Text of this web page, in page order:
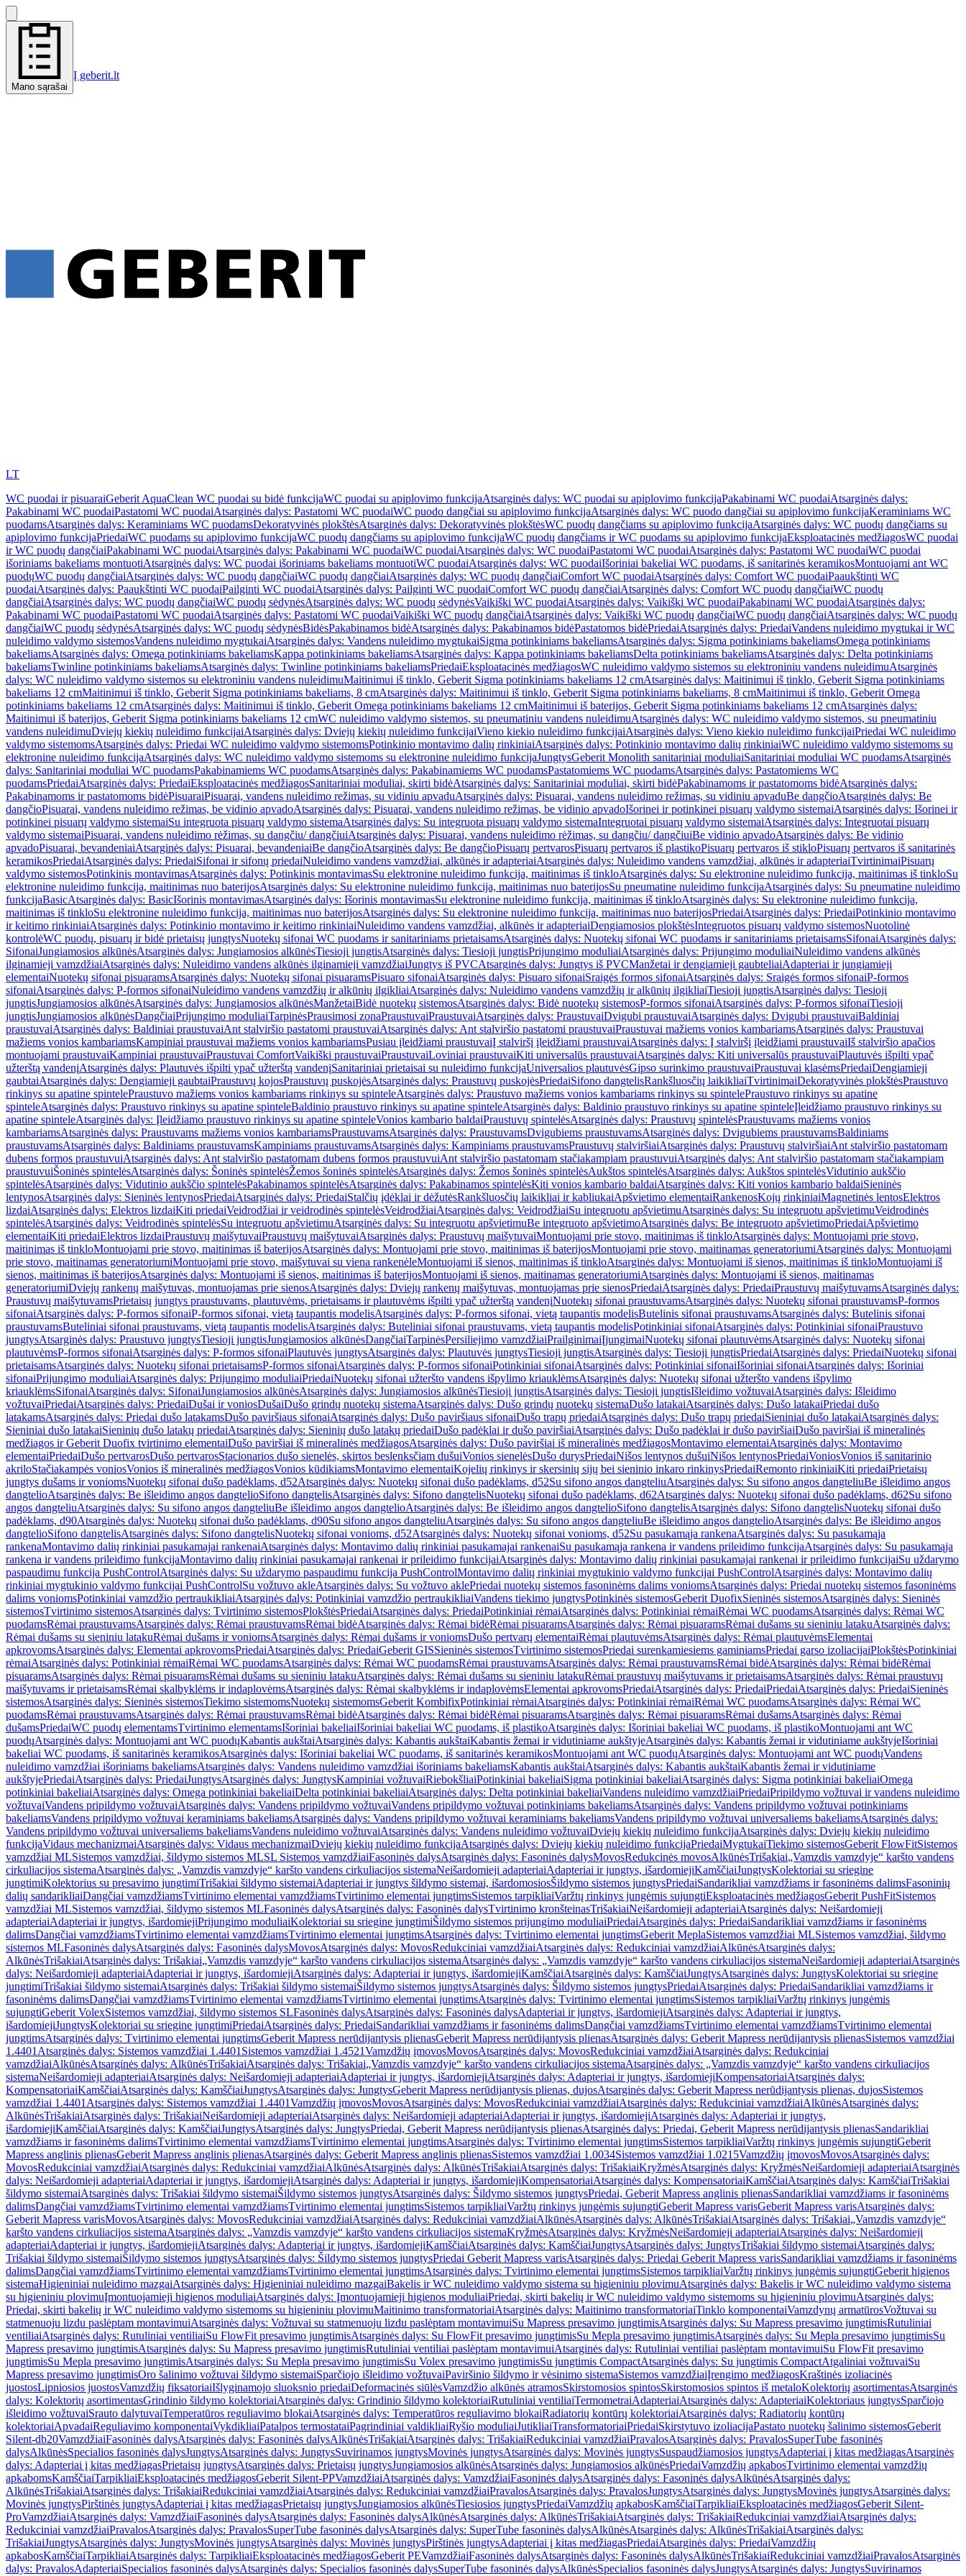
Mano sąrašai
Į geberit.lt
LT
WC puodai ir pisuaraiGeberit AquaClean WC puodai su bidė funkcijaWC puodai su apiplovimo funkcijaAtsarginės dalys: WC puodai su apiplovimo funkcijaPakabinami WC puodaiAtsarginės dalys:
Pakabinami WC puodaiPastatomi WC puodaiAtsarginės dalys: Pastatomi WC puodaiWC puodo dangčiai su apiplovimo funkcijaAtsarginės dalys: WC puodo dangčiai su apiplovimo funkcijaKeraminiams WC
puodamsAtsarginės dalys: Keraminiams WC puodamsDekoratyvinės plokštėsAtsarginės dalys: Dekoratyvinės plokštėsWC puodų dangčiams su apiplovimo funkcijaAtsarginės dalys: WC puodų dangčiams su
apiplovimo funkcijaPriedaiWC puodams su apiplovimo funkcijaWC puodų dangčiams su apiplovimo funkcijaWC puodų dangčiams ir WC puodams su apiplovimo funkcijaEksploatacinės medžiagosWC puodai
ir WC puodų dangčiaiPakabinami WC puodaiAtsarginės dalys: Pakabinami WC puodaiWC puodaiAtsarginės dalys: WC puodaiPastatomi WC puodaiAtsarginės dalys: Pastatomi WC puodaiWC puodai
išoriniams bakeliams montuotiAtsarginės dalys: WC puodai išoriniams bakeliams montuotiWC puodaiAtsarginės dalys: WC puodaiIšoriniai bakeliai WC puodams, iš sanitarinės keramikosMontuojami ant WC
puodųWC puodų dangčiaiAtsarginės dalys: WC puodų dangčiaiWC puodų dangčiaiAtsarginės dalys: WC puodų dangčiaiComfort WC puodaiAtsarginės dalys: Comfort WC puodaiPaaukštinti WC
puodaiAtsarginės dalys: Paaukštinti WC puodaiPailginti WC puodaiAtsarginės dalys: Pailginti WC puodaiComfort WC puodų dangčiaiAtsarginės dalys: Comfort WC puodų dangčiaiWC puodų
dangčiaiAtsarginės dalys: WC puodų dangčiaiWC puodų sėdynėsAtsarginės dalys: WC puodų sėdynėsVaikiški WC puodaiAtsarginės dalys: Vaikiški WC puodaiPakabinami WC puodaiAtsarginės dalys:
Pakabinami WC puodaiPastatomi WC puodaiAtsarginės dalys: Pastatomi WC puodaiVaikiški WC puodų dangčiaiAtsarginės dalys: Vaikiški WC puodų dangčiaiWC puodų dangčiaiAtsarginės dalys: WC puodų
dangčiaiWC puodų sėdynėsAtsarginės dalys: WC puodų sėdynėsBidėsPakabinamos bidėAtsarginės dalys: Pakabinamos bidėPastatomos bidėPriedaiAtsarginės dalys: PriedaiVandens nuleidimo mygtukai ir WC
nuleidimo valdymo sistemosVandens nuleidimo mygtukaiAtsarginės dalys: Vandens nuleidimo mygtukaiSigma potinkiniams bakeliamsAtsarginės dalys: Sigma potinkiniams bakeliamsOmega potinkiniams
bakeliamsAtsarginės dalys: Omega potinkiniams bakeliamsKappa potinkiniams bakeliamsAtsarginės dalys: Kappa potinkiniams bakeliamsDelta potinkiniams bakeliamsAtsarginės dalys: Delta potinkiniams
bakeliamsTwinline potinkiniams bakeliamsAtsarginės dalys: Twinline potinkiniams bakeliamsPriedaiEksploatacinės medžiagosWC nuleidimo valdymo sistemos su elektroniniu vandens nuleidimuAtsarginės
dalys: WC nuleidimo valdymo sistemos su elektroniniu vandens nuleidimuMaitinimui iš tinklo, Geberit Sigma potinkiniams bakeliams 12 cmAtsarginės dalys: Maitinimui iš tinklo, Geberit Sigma potinkiniams
bakeliams 12 cmMaitinimui iš tinklo, Geberit Sigma potinkiniams bakeliams, 8 cmAtsarginės dalys: Maitinimui iš tinklo, Geberit Sigma potinkiniams bakeliams, 8 cmMaitinimui iš tinklo, Geberit Omega
potinkiniams bakeliams 12 cmAtsarginės dalys: Maitinimui iš tinklo, Geberit Omega potinkiniams bakeliams 12 cmMaitinimui iš baterijos, Geberit Sigma potinkiniams bakeliams 12 cmAtsarginės dalys:
Maitinimui iš baterijos, Geberit Sigma potinkiniams bakeliams 12 cmWC nuleidimo valdymo sistemos, su pneumatiniu vandens nuleidimuAtsarginės dalys: WC nuleidimo valdymo sistemos, su pneumatiniu
vandens nuleidimuDviejų kiekių nuleidimo funkcijaiAtsarginės dalys: Dviejų kiekių nuleidimo funkcijaiVieno kiekio nuleidimo funkcijaiAtsarginės dalys: Vieno kiekio nuleidimo funkcijaiPriedai WC nuleidimo
valdymo sistemomsAtsarginės dalys: Priedai WC nuleidimo valdymo sistemomsPotinkinio montavimo dalių rinkiniaiAtsarginės dalys: Potinkinio montavimo dalių rinkiniaiWC nuleidimo valdymo sistemoms su
elektronine nuleidimo funkcijaAtsarginės dalys: WC nuleidimo valdymo sistemoms su elektronine nuleidimo funkcijaJungtysGeberit Monolith sanitariniai moduliaiSanitariniai moduliai WC puodamsAtsarginės
dalys: Sanitariniai moduliai WC puodamsPakabinamiems WC puodamsAtsarginės dalys: Pakabinamiems WC puodamsPastatomiems WC puodamsAtsarginės dalys: Pastatomiems WC
puodamsPriedaiAtsarginės dalys: PriedaiEksploatacinės medžiagosSanitariniai moduliai, skirti bidėAtsarginės dalys: Sanitariniai moduliai, skirti bidėPakabinamoms ir pastatomoms bidėAtsarginės dalys:
Pakabinamoms ir pastatomoms bidėPisuaraiPisuarai, vandens nuleidimo režimas, su vidiniu apvaduAtsarginės dalys: Pisuarai, vandens nuleidimo režimas, su vidiniu apvaduBe dangčioAtsarginės dalys: Be
dangčioPisuarai, vandens nuleidimo režimas, be vidinio apvadoAtsarginės dalys: Pisuarai, vandens nuleidimo režimas, be vidinio apvadoIšorinei ir potinkinei pisuarų valdymo sistemaiAtsarginės dalys: Išorinei ir
potinkinei pisuarų valdymo sistemaiSu integruota pisuarų valdymo sistemaAtsarginės dalys: Su integruota pisuarų valdymo sistemaIntegruotai pisuarų valdymo sistemaiAtsarginės dalys: Integruotai pisuarų
valdymo sistemaiPisuarai, vandens nuleidimo rėžimas, su dangčiu/ dangčiuiAtsarginės dalys: Pisuarai, vandens nuleidimo rėžimas, su dangčiu/ dangčiuiBe vidinio apvadoAtsarginės dalys: Be vidinio
apvadoPisuarai, bevandeniaiAtsarginės dalys: Pisuarai, bevandeniaiBe dangčioAtsarginės dalys: Be dangčioPisuarų pertvarosPisuarų pertvaros iš plastikoPisuarų pertvaros iš stikloPisuarų pertvaros iš sanitarinės
keramikosPriedaiAtsarginės dalys: PriedaiSifonai ir sifonų priedaiNuleidimo vandens vamzdžiai, alkūnės ir adapteriaiAtsarginės dalys: Nuleidimo vandens vamzdžiai, alkūnės ir adapteriaiTvirtinimaiPisuarų
valdymo sistemosPotinkinis montavimasAtsarginės dalys: Potinkinis montavimasSu elektronine nuleidimo funkcija, maitinimas iš tinkloAtsarginės dalys: Su elektronine nuleidimo funkcija, maitinimas iš tinkloSu
elektronine nuleidimo funkcija, maitinimas nuo baterijosAtsarginės dalys: Su elektronine nuleidimo funkcija, maitinimas nuo baterijosSu pneumatine nuleidimo funkcijaAtsarginės dalys: Su pneumatine nuleidimo
funkcijaBasicAtsarginės dalys: BasicIšorinis montavimasAtsarginės dalys: Išorinis montavimasSu elektronine nuleidimo funkcija, maitinimas iš tinkloAtsarginės dalys: Su elektronine nuleidimo funkcija,
maitinimas iš tinkloSu elektronine nuleidimo funkcija, maitinimas nuo baterijosAtsarginės dalys: Su elektronine nuleidimo funkcija, maitinimas nuo baterijosPriedaiAtsarginės dalys: PriedaiPotinkinio montavimo
ir keitimo rinkiniaiAtsarginės dalys: Potinkinio montavimo ir keitimo rinkiniaiNuleidimo vandens vamzdžiai, alkūnės ir adapteriaiDengiamosios plokštėsIntegruotos pisuarų valdymo sistemosNuotolinė
kontrolėWC puodų, pisuarų ir bidė prietaisų jungtysNuotekų sifonai WC puodams ir sanitariniams prietaisamsAtsarginės dalys: Nuotekų sifonai WC puodams ir sanitariniams prietaisamsSifonaiAtsarginės dalys:
SifonaiJungiamosios alkūnėsAtsarginės dalys: Jungiamosios alkūnėsTiesioji jungtisAtsarginės dalys: Tiesioji jungtisPrijungimo moduliaiAtsarginės dalys: Prijungimo moduliaiNuleidimo vandens alkūnės
ilginamieji vamzdžiaiAtsarginės dalys: Nuleidimo vandens alkūnės ilginamieji vamzdžiaiJungtys iš PVCAtsarginės dalys: Jungtys iš PVCManžetai ir dengiamieji gaubteliaiAdapteriai ir jungiamieji
elementaiNuotekų sifonai pisuaramsAtsarginės dalys: Nuotekų sifonai pisuaramsPisuaro sifonaiAtsarginės dalys: Pisuaro sifonaiSraigės formos sifonaiAtsarginės dalys: Sraigės formos sifonaiP-formos
sifonaiAtsarginės dalys: P-formos sifonaiNuleidimo vandens vamzdžių ir alkūnių ilgikliaiAtsarginės dalys: Nuleidimo vandens vamzdžių ir alkūnių ilgikliaiTiesioji jungtisAtsarginės dalys: Tiesioji
jungtisJungiamosios alkūnėsAtsarginės dalys: Jungiamosios alkūnėsManžetaiBidė nuotekų sistemosAtsarginės dalys: Bidė nuotekų sistemosP-formos sifonaiAtsarginės dalys: P-formos sifonaiTiesioji
jungtisJungiamosios alkūnėsDangčiaiPrijungimo moduliaiTarpinėsPrausimosi zonaPraustuvaiPraustuvaiAtsarginės dalys: PraustuvaiDvigubi praustuvaiAtsarginės dalys: Dvigubi praustuvaiBaldiniai
praustuvaiAtsarginės dalys: Baldiniai praustuvaiAnt stalviršio pastatomi praustuvaiAtsarginės dalys: Ant stalviršio pastatomi praustuvaiPraustuvai mažiems vonios kambariamsAtsarginės dalys: Praustuvai
mažiems vonios kambariamsKampiniai praustuvai mažiems vonios kambariamsPusiau įleidžiami praustuvaiĮ stalviršį įleidžiami praustuvaiAtsarginės dalys: Į stalviršį įleidžiami praustuvaiIš stalviršio apačios
montuojami praustuvaiKampiniai praustuvaiPraustuvai ComfortVaikiški praustuvaiPraustuvaiLoviniai praustuvaiKiti universalūs praustuvaiAtsarginės dalys: Kiti universalūs praustuvaiPlautuvės išpilti ypač
užterštą vandenįAtsarginės dalys: Plautuvės išpilti ypač užterštą vandenįSanitariniai prietaisai su nuleidimo funkcijaUniversalios plautuvėsGipso surinkimo praustuvaiPraustuvai klasėmsPriedaiDengiamieji
gaubtaiAtsarginės dalys: Dengiamieji gaubtaiPraustuvų kojosPraustuvų puskojėsAtsarginės dalys: Praustuvų puskojėsPriedaiSifono dangtelisRankšluosčių laikikliaiTvirtinimaiDekoratyvinės plokštėsPraustuvo
rinkinys su apatine spintelePraustuvo mažiems vonios kambariams rinkinys su spinteleAtsarginės dalys: Praustuvo mažiems vonios kambariams rinkinys su spintelePraustuvo rinkinys su apatine
spinteleAtsarginės dalys: Praustuvo rinkinys su apatine spinteleBaldinio praustuvo rinkinys su apatine spinteleAtsarginės dalys: Baldinio praustuvo rinkinys su apatine spinteleĮleidžiamo praustuvo rinkinys su
apatine spinteleAtsarginės dalys: Įleidžiamo praustuvo rinkinys su apatine spinteleVonios kambario baldaiPraustuvų spintelėsAtsarginės dalys: Praustuvų spintelėsPraustuvams mažiems vonios
kambariamsAtsarginės dalys: Praustuvams mažiems vonios kambariamsPraustuvamsAtsarginės dalys: PraustuvamsDvigubiems praustuvamsAtsarginės dalys: Dvigubiems praustuvamsBaldiniams
praustuvamsAtsarginės dalys: Baldiniams praustuvamsKampiniams praustuvamsAtsarginės dalys: Kampiniams praustuvamsPraustuvų stalviršiaiAtsarginės dalys: Praustuvų stalviršiaiAnt stalviršio pastatomam
dubens formos praustuvuiAtsarginės dalys: Ant stalviršio pastatomam dubens formos praustuvuiAnt stalviršio pastatomam stačiakampiam praustuvuiAtsarginės dalys: Ant stalviršio pastatomam stačiakampiam
praustuvuiŠoninės spintelėsAtsarginės dalys: Šoninės spintelėsŽemos šoninės spintelėsAtsarginės dalys: Žemos šoninės spintelėsAukštos spintelėsAtsarginės dalys: Aukštos spintelėsVidutinio aukščio
spintelėsAtsarginės dalys: Vidutinio aukščio spintelėsPakabinamos spintelėsAtsarginės dalys: Pakabinamos spintelėsKiti vonios kambario baldaiAtsarginės dalys: Kiti vonios kambario baldaiSieninės
lentynosAtsarginės dalys: Sieninės lentynosPriedaiAtsarginės dalys: PriedaiStalčių įdėklai ir dėžutėsRankšluosčių laikikliai ir kabliukaiApšvietimo elementaiRankenosKojų rinkiniaiMagnetinės lentosElektros
lizdaiAtsarginės dalys: Elektros lizdaiKiti priedaiVeidrodžiai ir veidrodinės spintelėsVeidrodžiaiAtsarginės dalys: VeidrodžiaiSu integruotu apšvietimuAtsarginės dalys: Su integruotu apšvietimuVeidrodinės
spintelėsAtsarginės dalys: Veidrodinės spintelėsSu integruotu apšvietimuAtsarginės dalys: Su integruotu apšvietimuBe integruoto apšvietimoAtsarginės dalys: Be integruoto apšvietimoPriedaiApšvietimo
elementaiKiti priedaiElektros lizdaiPraustuvų maišytuvaiPraustuvų maišytuvaiAtsarginės dalys: Praustuvų maišytuvaiMontuojami prie stovo, maitinimas iš tinkloAtsarginės dalys: Montuojami prie stovo,
maitinimas iš tinkloMontuojami prie stovo, maitinimas iš baterijosAtsarginės dalys: Montuojami prie stovo, maitinimas iš baterijosMontuojami prie stovo, maitinamas generatoriumiAtsarginės dalys: Montuojami
prie stovo, maitinamas generatoriumiMontuojami prie stovo, maišytuvai su viena rankenėleMontuojami iš sienos, maitinimas iš tinkloAtsarginės dalys: Montuojami iš sienos, maitinimas iš tinkloMontuojami iš
sienos, maitinimas iš baterijosAtsarginės dalys: Montuojami iš sienos, maitinimas iš baterijosMontuojami iš sienos, maitinamas generatoriumiAtsarginės dalys: Montuojami iš sienos, maitinamas
generatoriumiDviejų rankenų maišytuvas, montuojamas prie sienosAtsarginės dalys: Dviejų rankenų maišytuvas, montuojamas prie sienosPriedaiAtsarginės dalys: PriedaiPraustuvų maišytuvamsAtsarginės dalys:
Praustuvų maišytuvamsPrietaisų jungtys praustuvams, plautuvėms, prietaisams ir plautuvėms išpilti ypač užterštą vandenįNuotekų sifonai praustuvamsAtsarginės dalys: Nuotekų sifonai praustuvamsP-formos
sifonaiAtsarginės dalys: P-formos sifonaiP-formos sifonai, vietą taupantis modelisAtsarginės dalys: P-formos sifonai, vietą taupantis modelisButelinis sifonai praustuvamsAtsarginės dalys: Butelinis sifonai
praustuvamsButeliniai sifonai praustuvams, vietą taupantis modelisAtsarginės dalys: Buteliniai sifonai praustuvams, vietą taupantis modelisPotinkiniai sifonaiAtsarginės dalys: Potinkiniai sifonaiPraustuvo
jungtysAtsarginės dalys: Praustuvo jungtysTiesioji jungtisJungiamosios alkūnėsDangčiaiTarpinėsPersiliejimo vamzdžiaiPrailginimaiĮjungimaiNuotekų sifonai plautuvėmsAtsarginės dalys: Nuotekų sifonai
plautuvėmsP-formos sifonaiAtsarginės dalys: P-formos sifonaiPlautuvės jungtysAtsarginės dalys: Plautuvės jungtysTiesioji jungtisAtsarginės dalys: Tiesioji jungtisPriedaiAtsarginės dalys: PriedaiNuotekų sifonai
prietaisamsAtsarginės dalys: Nuotekų sifonai prietaisamsP-formos sifonaiAtsarginės dalys: P-formos sifonaiPotinkiniai sifonaiAtsarginės dalys: Potinkiniai sifonaiIšoriniai sifonaiAtsarginės dalys: Išoriniai
sifonaiPrijungimo moduliaiAtsarginės dalys: Prijungimo moduliaiPriedaiNuotekų sifonai užteršto vandens išpylimo kriauklėmsAtsarginės dalys: Nuotekų sifonai užteršto vandens išpylimo
kriauklėmsSifonaiAtsarginės dalys: SifonaiJungiamosios alkūnėsAtsarginės dalys: Jungiamosios alkūnėsTiesioji jungtisAtsarginės dalys: Tiesioji jungtisIšleidimo vožtuvaiAtsarginės dalys: Išleidimo
vožtuvaiPriedaiAtsarginės dalys: PriedaiDušai ir voniosDušaiDušo grindų nuotekų sistemaAtsarginės dalys: Dušo grindų nuotekų sistemaDušo latakaiAtsarginės dalys: Dušo latakaiPriedai dušo
latakamsAtsarginės dalys: Priedai dušo latakamsDušo paviršiaus sifonaiAtsarginės dalys: Dušo paviršiaus sifonaiDušo trapų priedaiAtsarginės dalys: Dušo trapų priedaiSieniniai dušo latakaiAtsarginės dalys:
Sieniniai dušo latakaiSieninių dušo latakų priedaiAtsarginės dalys: Sieninių dušo latakų priedaiDušo padėklai ir dušo paviršiaiAtsarginės dalys: Dušo padėklai ir dušo paviršiaiDušo paviršiai iš mineralinės
medžiagos ir Geberit Duofix tvirtinimo elementaiDušo paviršiai iš mineralinės medžiagosAtsarginės dalys: Dušo paviršiai iš mineralinės medžiagosMontavimo elementaiAtsarginės dalys: Montavimo
elementaiPriedaiDušo pertvarosDušo pertvarosStacionarios dušo sienelės, skirtos beslenksčiam dušuiVonios sienelėsDušo durysPriedaiNišos lentynos dušuiNišos lentynosPriedaiVoniosVonios iš sanitarinio
akriloStačiakampės voniosVonios iš mineralinės medžiagosVonios kūdikiamsMontavimo elementaiKojelių rinkinys ir skersinių sijų bei sieninio inkaro rinkinysPriedaiRemonto rinkiniaiKiti priedaiPrietaisų
jungtys dušams ir voniomsNuotekų sifonai dušo padėklams, d52Atsarginės dalys: Nuotekų sifonai dušo padėklams, d52Su sifono angos dangteliuAtsarginės dalys: Su sifono angos dangteliuBe išleidimo angos
dangtelioAtsarginės dalys: Be išleidimo angos dangtelioSifono dangtelisAtsarginės dalys: Sifono dangtelisNuotekų sifonai dušo padėklams, d62Atsarginės dalys: Nuotekų sifonai dušo padėklams, d62Su sifono
angos dangteliuAtsarginės dalys: Su sifono angos dangteliuBe išleidimo angos dangtelioAtsarginės dalys: Be išleidimo angos dangtelioSifono dangtelisAtsarginės dalys: Sifono dangtelisNuotekų sifonai dušo
padėklams, d90Atsarginės dalys: Nuotekų sifonai dušo padėklams, d90Su sifono angos dangteliuAtsarginės dalys: Su sifono angos dangteliuBe išleidimo angos dangtelioAtsarginės dalys: Be išleidimo angos
dangtelioSifono dangtelisAtsarginės dalys: Sifono dangtelisNuotekų sifonai vonioms, d52Atsarginės dalys: Nuotekų sifonai vonioms, d52Su pasukamąja rankenaAtsarginės dalys: Su pasukamąja
rankenaMontavimo dalių rinkiniai pasukamajai rankenaiAtsarginės dalys: Montavimo dalių rinkiniai pasukamajai rankenaiSu pasukamąja rankena ir vandens prileidimo funkcijaAtsarginės dalys: Su pasukamąja
rankena ir vandens prileidimo funkcijaMontavimo dalių rinkiniai pasukamajai rankenai ir prileidimo funkcijaiAtsarginės dalys: Montavimo dalių rinkiniai pasukamajai rankenai ir prileidimo funkcijaiSu uždarymo
paspaudimu funkcija PushControlAtsarginės dalys: Su uždarymo paspaudimu funkcija PushControlMontavimo dalių rinkiniai mygtukinio valdymo funkcijai PushControlAtsarginės dalys: Montavimo dalių
rinkiniai mygtukinio valdymo funkcijai PushControlSu vožtuvo akleAtsarginės dalys: Su vožtuvo aklePriedai nuotekų sistemos fasoninėms dalims voniomsAtsarginės dalys: Priedai nuotekų sistemos fasoninėms
dalims voniomsPotinkiniai vamzdžio pertraukikliaiAtsarginės dalys: Potinkiniai vamzdžio pertraukikliaiVandens tiekimo jungtysPotinkinės sistemosGeberit DuofixSieninės sistemosAtsarginės dalys: Sieninės
sistemosTvirtinimo sistemosAtsarginės dalys: Tvirtinimo sistemosPlokštėsPriedaiAtsarginės dalys: PriedaiPotinkiniai rėmaiAtsarginės dalys: Potinkiniai rėmaiRėmai WC puodamsAtsarginės dalys: Rėmai WC
puodamsRėmai praustuvamsAtsarginės dalys: Rėmai praustuvamsRėmai bidėAtsarginės dalys: Rėmai bidėRėmai pisuaramsAtsarginės dalys: Rėmai pisuaramsRėmai dušams su sieniniu latakuAtsarginės dalys:
Rėmai dušams su sieniniu latakuRėmai dušams ir voniomsAtsarginės dalys: Rėmai dušams ir voniomsDušo pertvarų elementaiRėmai plautuvėmsAtsarginės dalys: Rėmai plautuvėmsElementai
apkrovomsAtsarginės dalys: Elementai apkrovomsPriedaiAtsarginės dalys: PriedaiGeberit GISSieninės sistemosTvirtinimo sistemosPriedai surenkamiesiems gaminiamsPriedai garso izoliacijaiPlokštėsPotinkiniai
rėmaiAtsarginės dalys: Potinkiniai rėmaiRėmai WC puodamsAtsarginės dalys: Rėmai WC puodamsRėmai praustuvamsAtsarginės dalys: Rėmai praustuvamsRėmai bidėAtsarginės dalys: Rėmai bidėRėmai
pisuaramsAtsarginės dalys: Rėmai pisuaramsRėmai dušams su sieniniu latakuAtsarginės dalys: Rėmai dušams su sieniniu latakuRėmai praustuvų maišytuvams ir prietaisamsAtsarginės dalys: Rėmai praustuvų
maišytuvams ir prietaisamsRėmai skalbyklėms ir indaplovėmsAtsarginės dalys: Rėmai skalbyklėms ir indaplovėmsElementai apkrovomsPriedaiAtsarginės dalys: PriedaiPriedaiAtsarginės dalys: PriedaiSieninės
sistemosAtsarginės dalys: Sieninės sistemosTiekimo sistemomsNuotekų sistemomsGeberit KombifixPotinkiniai rėmaiAtsarginės dalys: Potinkiniai rėmaiRėmai WC puodamsAtsarginės dalys: Rėmai WC
puodamsRėmai praustuvamsAtsarginės dalys: Rėmai praustuvamsRėmai bidėAtsarginės dalys: Rėmai bidėRėmai pisuaramsAtsarginės dalys: Rėmai pisuaramsRėmai dušamsAtsarginės dalys: Rėmai
dušamsPriedaiWC puodų elementamsTvirtinimo elementamsIšoriniai bakeliaiIšoriniai bakeliai WC puodams, iš plastikoAtsarginės dalys: Išoriniai bakeliai WC puodams, iš plastikoMontuojami ant WC
puodųAtsarginės dalys: Montuojami ant WC puodųKabantis aukštaiAtsarginės dalys: Kabantis aukštaiKabantis žemai ir vidutiniame aukštyjeAtsarginės dalys: Kabantis žemai ir vidutiniame aukštyjeIšoriniai
bakeliai WC puodams, iš sanitarinės keramikosAtsarginės dalys: Išoriniai bakeliai WC puodams, iš sanitarinės keramikosMontuojami ant WC puodųAtsarginės dalys: Montuojami ant WC puodųVandens
nuleidimo vamzdžiai išoriniams bakeliamsAtsarginės dalys: Vandens nuleidimo vamzdžiai išoriniams bakeliamsKabantis aukštaiAtsarginės dalys: Kabantis aukštaiKabantis žemai ir vidutiniame
aukštyjePriedaiAtsarginės dalys: PriedaiJungtysAtsarginės dalys: JungtysKampiniai vožtuvaiRiebokšliaiPotinkiniai bakeliaiSigma potinkiniai bakeliaiAtsarginės dalys: Sigma potinkiniai bakeliaiOmega
potinkiniai bakeliaiAtsarginės dalys: Omega potinkiniai bakeliaiDelta potinkiniai bakeliaiAtsarginės dalys: Delta potinkiniai bakeliaiVandens nuleidimo vamzdžiaiPriedaiPripildymo vožtuvai ir vandens nuleidimo
vožtuvaiVandens pripildymo vožtuvaiAtsarginės dalys: Vandens pripildymo vožtuvaiVandens pripildymo vožtuvai potinkiniams bakeliamsAtsarginės dalys: Vandens pripildymo vožtuvai potinkiniams
bakeliamsVandens pripildymo vožtuvai keraminiams bakeliamsAtsarginės dalys: Vandens pripildymo vožtuvai keraminiams bakeliamsVandens pripildymo vožtuvai universaliems bakeliamsAtsarginės dalys:
Vandens pripildymo vožtuvai universaliems bakeliamsVandens nuleidimo vožtuvaiAtsarginės dalys: Vandens nuleidimo vožtuvaiDviejų kiekių nuleidimo funkcijaAtsarginės dalys: Dviejų kiekių nuleidimo
funkcijaVidaus mechanizmaiAtsarginės dalys: Vidaus mechanizmaiDviejų kiekių nuleidimo funkcijaAtsarginės dalys: Dviejų kiekių nuleidimo funkcijaPriedaiMygtukaiTiekimo sistemosGeberit FlowFitSistemos
vamzdžiai MLSistemos vamzdžiai, šildymo sistemos MLSL Sistemos vamzdžiaiFasoninės dalysAtsarginės dalys: Fasoninės dalysMovosRedukcinės movosAlkūnėsTrišakiai„Vamzdis vamzdyje“ karšto vandens
cirkuliacijos sistemaAtsarginės dalys: „Vamzdis vamzdyje“ karšto vandens cirkuliacijos sistemaNeišardomieji adapteriaiAdapteriai ir jungtys, išardomiejiKamščiaiJungtysKolektoriai su sriegine
jungtimiKolektorius su presavimo jungtimiTrišakiai šildymo sistemaiAdapteriai ir jungtys šildymo sistemai, išardomosiosŠildymo sistemos jungtysPriedaiSandarikliai vamzdžiams ir fasoninėms dalimsFasoninių
dalių sandarikliaiDangčiai vamzdžiamsTvirtinimo elementai vamzdžiamsTvirtinimo elementai jungtimsSistemos tarpikliaiVaržtų rinkinys jungėmis sujungtiEksploatacinės medžiagosGeberit PushFitSistemos
vamzdžiai MLSistemos vamzdžiai, šildymo sistemos MLFasoninės dalysAtsarginės dalys: Fasoninės dalysTvirtinimo kronšteinasTrišakiaiNeišardomieji adapteriaiAtsarginės dalys: Neišardomieji
adapteriaiAdapteriai ir jungtys, išardomiejiPrijungimo moduliaiKolektoriai su sriegine jungtimiŠildymo sistemos prijungimo moduliaiPriedaiAtsarginės dalys: PriedaiSandarikliai vamzdžiams ir fasoninėms
dalimsDangčiai vamzdžiamsTvirtinimo elementai vamzdžiamsTvirtinimo elementai jungtimsAtsarginės dalys: Tvirtinimo elementai jungtimsGeberit MeplaSistemos vamzdžiai MLSistemos vamzdžiai, šildymo
sistemos MLFasoninės dalysAtsarginės dalys: Fasoninės dalysMovosAtsarginės dalys: MovosRedukciniai vamzdžiaiAtsarginės dalys: Redukciniai vamzdžiaiAlkūnėsAtsarginės dalys:
AlkūnėsTrišakiaiAtsarginės dalys: Trišakiai„Vamzdis vamzdyje“ karšto vandens cirkuliacijos sistemaAtsarginės dalys: „Vamzdis vamzdyje“ karšto vandens cirkuliacijos sistemaNeišardomieji adapteriaiAtsarginės
dalys: Neišardomieji adapteriaiAdapteriai ir jungtys, išardomiejiAtsarginės dalys: Adapteriai ir jungtys, išardomiejiKamščiaiAtsarginės dalys: KamščiaiJungtysAtsarginės dalys: JungtysKolektoriai su sriegine
jungtimiTrišakiai šildymo sistemaiAtsarginės dalys: Trišakiai šildymo sistemaiŠildymo sistemos jungtysAtsarginės dalys: Šildymo sistemos jungtysPriedaiAtsarginės dalys: PriedaiSandarikliai vamzdžiams ir
fasoninėms dalimsDangčiai vamzdžiamsTvirtinimo elementai vamzdžiamsTvirtinimo elementai jungtimsAtsarginės dalys: Tvirtinimo elementai jungtimsSistemos tarpikliaiVaržtų rinkinys jungėmis
sujungtiGeberit VolexSistemos vamzdžiai, šildymo sistemos SLFasoninės dalysAtsarginės dalys: Fasoninės dalysAdapteriai ir jungtys, išardomiejiAtsarginės dalys: Adapteriai ir jungtys,
išardomiejiJungtysKolektoriai su sriegine jungtimiPriedaiAtsarginės dalys: PriedaiSandarikliai vamzdžiams ir fasoninėms dalimsDangčiai vamzdžiamsTvirtinimo elementai vamzdžiamsTvirtinimo elementai
jungtimsAtsarginės dalys: Tvirtinimo elementai jungtimsGeberit Mapress nerūdijantysis plienasGeberit Mapress nerūdijantysis plienasAtsarginės dalys: Geberit Mapress nerūdijantysis plienasSistemos vamzdžiai
1.4401 Atsarginės dalys: Sistemos vamzdžiai 1.4401 Sistemos vamzdžiai 1.4521Vamzdžių įmovosMovosAtsarginės dalys: MovosRedukciniai vamzdžiaiAtsarginės dalys: Redukciniai
vamzdžiaiAlkūnėsAtsarginės dalys: AlkūnėsTrišakiaiAtsarginės dalys: Trišakiai„Vamzdis vamzdyje“ karšto vandens cirkuliacijos sistemaAtsarginės dalys: „Vamzdis vamzdyje“ karšto vandens cirkuliacijos
sistemaNeišardomieji adapteriaiAtsarginės dalys: Neišardomieji adapteriaiAdapteriai ir jungtys, išardomiejiAtsarginės dalys: Adapteriai ir jungtys, išardomiejiKompensatoriaiAtsarginės dalys:
KompensatoriaiKamščiaiAtsarginės dalys: KamščiaiJungtysAtsarginės dalys: JungtysGeberit Mapress nerūdijantysis plienas, dujosAtsarginės dalys: Geberit Mapress nerūdijantysis plienas, dujosSistemos
vamzdžiai 1.4401 Atsarginės dalys: Sistemos vamzdžiai 1.4401Vamzdžių įmovosMovosAtsarginės dalys: MovosRedukciniai vamzdžiaiAtsarginės dalys: Redukciniai vamzdžiaiAlkūnėsAtsarginės dalys:
AlkūnėsTrišakiaiAtsarginės dalys: TrišakiaiNeišardomieji adapteriaiAtsarginės dalys: Neišardomieji adapteriaiAdapteriai ir jungtys, išardomiejiAtsarginės dalys: Adapteriai ir jungtys,
išardomiejiKamščiaiAtsarginės dalys: KamščiaiJungtysAtsarginės dalys: JungtysPriedai, Geberit Mapress nerūdijantysis plienasAtsarginės dalys: Priedai, Geberit Mapress nerūdijantysis plienasSandarikliai
vamzdžiams ir fasoninėms dalimsTvirtinimo elementai vamzdžiamsTvirtinimo elementai jungtimsAtsarginės dalys: Tvirtinimo elementai jungtimsSistemos tarpikliaiVaržtų rinkinys jungėmis sujungtiGeberit
Mapress anglinis plienasGeberit Mapress anglinis plienasAtsarginės dalys: Geberit Mapress anglinis plienasSistemos vamzdžiai 1.0034Sistemos vamzdžiai 1.0215Vamzdžių įmovosMovosAtsarginės dalys:
MovosRedukciniai vamzdžiaiAtsarginės dalys: Redukciniai vamzdžiaiAlkūnėsAtsarginės dalys: AlkūnėsTrišakiaiAtsarginės dalys: TrišakiaiKryžmėsAtsarginės dalys: KryžmėsNeišardomieji adapteriaiAtsarginės
dalys: Neišardomieji adapteriaiAdapteriai ir jungtys, išardomiejiAtsarginės dalys: Adapteriai ir jungtys, išardomiejiKompensatoriaiAtsarginės dalys: KompensatoriaiKamščiaiAtsarginės dalys: KamščiaiTrišakiai
šildymo sistemaiAtsarginės dalys: Trišakiai šildymo sistemaiŠildymo sistemos jungtysAtsarginės dalys: Šildymo sistemos jungtysPriedai, Geberit Mapress anglinis plienasSandarikliai vamzdžiams ir fasoninėms
dalimsDangčiai vamzdžiamsTvirtinimo elementai vamzdžiamsTvirtinimo elementai jungtimsSistemos tarpikliaiVaržtų rinkinys jungėmis sujungtiGeberit Mapress varisGeberit Mapress varisAtsarginės dalys:
Geberit Mapress varisMovosAtsarginės dalys: MovosRedukciniai vamzdžiaiAtsarginės dalys: Redukciniai vamzdžiaiAlkūnėsAtsarginės dalys: AlkūnėsTrišakiaiAtsarginės dalys: Trišakiai„Vamzdis vamzdyje“
karšto vandens cirkuliacijos sistemaAtsarginės dalys: „Vamzdis vamzdyje“ karšto vandens cirkuliacijos sistemaKryžmėsAtsarginės dalys: KryžmėsNeišardomieji adapteriaiAtsarginės dalys: Neišardomieji
adapteriaiAdapteriai ir jungtys, išardomiejiAtsarginės dalys: Adapteriai ir jungtys, išardomiejiKamščiaiAtsarginės dalys: KamščiaiJungtysAtsarginės dalys: JungtysTrišakiai šildymo sistemaiAtsarginės dalys:
Trišakiai šildymo sistemaiŠildymo sistemos jungtysAtsarginės dalys: Šildymo sistemos jungtysPriedai Geberit Mapress varisAtsarginės dalys: Priedai Geberit Mapress varisSandarikliai vamzdžiams ir fasoninėms
dalimsDangčiai vamzdžiamsTvirtinimo elementai vamzdžiamsTvirtinimo elementai jungtimsAtsarginės dalys: Tvirtinimo elementai jungtimsSistemos tarpikliaiVaržtų rinkinys jungėmis sujungtiGeberit higienos
sistemaHigieniniai nuleidimo mazgaiAtsarginės dalys: Higieniniai nuleidimo mazgaiBakelis ir WC nuleidimo valdymo sistema su higieniniu plovimuAtsarginės dalys: Bakelis ir WC nuleidimo valdymo sistema
su higieniniu plovimuĮmontuojamieji higienos moduliaiAtsarginės dalys: Įmontuojamieji higienos moduliaiPriedai, skirti bakelių ir WC nuleidimo valdymo sistemoms su higieniniu plovimuAtsarginės dalys:
Priedai, skirti bakelių ir WC nuleidimo valdymo sistemoms su higieniniu plovimuMaitinimo transformatoriaiAtsarginės dalys: Maitinimo transformatoriaiTinklo komponentaiVamzdynų armatūrosVožtuvai su
statmenuoju lizdu paslėptam montavimuiAtsarginės dalys: Vožtuvai su statmenuoju lizdu paslėptam montavimuiSu Mapress presavimo jungtimisAtsarginės dalys: Su Mapress presavimo jungtimisRutuliniai
ventiliaiAtsarginės dalys: Rutuliniai ventiliaiSu FlowFit presavimo jungtimisAtsarginės dalys: Su FlowFit presavimo jungtimisSu Mepla presavimo jungtimisAtsarginės dalys: Su Mepla presavimo jungtimisSu
Mapress presavimo jungtimisAtsarginės dalys: Su Mapress presavimo jungtimisRutuliniai ventiliai paslėptam montavimuiAtsarginės dalys: Rutuliniai ventiliai paslėptam montavimuiSu FlowFit presavimo
jungtimisSu Mepla presavimo jungtimisAtsarginės dalys: Su Mepla presavimo jungtimisSu Volex presavimo jungtimisSu jungtimis CompactAtsarginės dalys: Su jungtimis CompactAtgaliniai vožtuvaiSu
Mapress presavimo jungtimisOro šalinimo vožtuvai šildymo sistemaiSparčiojo išleidimo vožtuvaiPaviršinio šildymo ir vėsinimo sistemaSistemos vamzdžiaiĮrengimo medžiagosKraštinės izoliacinės
juostosLipniosios juostosVamzdžių fiksatoriaiIšlyginamojo sluoksnio priedaiDeformacinės siūlėsVamzdžio alkūnės atramosSkirstomosios spintosSkirstomosios spintos iš metaloKolektorių asortimentasAtsarginės
dalys: Kolektorių asortimentasGrindinio šildymo kolektoriaiAtsarginės dalys: Grindinio šildymo kolektoriaiRutuliniai ventiliaiTermometraiAdapteriaiAtsarginės dalys: AdapteriaiKolektoriaus jungtysSparčiojo
išleidimo vožtuvaiSrauto dalytuvaiTemperatūros reguliavimo blokaiAtsarginės dalys: Temperatūros reguliavimo blokaiRadiatorių kontūrų kolektoriaiAtsarginės dalys: Radiatorių kontūrų
kolektoriaiApvadaiReguliavimo komponentaiVykdikliaiPatalpos termostataiPagrindiniai valdikliaiRyšio moduliaiJutikliaiTransformatoriaiPriedaiSkirstytuvo izoliacijaPastato nuotekų šalinimo sistemosGeberit
Silent-db20VamzdžiaiFasoninės dalysAtsarginės dalys: Fasoninės dalysAlkūnėsTrišakiaiAtsarginės dalys: TrišakiaiRedukciniai vamzdžiaiPravalosAtsarginės dalys: PravalosSuperTube fasoninės
dalysAlkūnėsSpecialios fasoninės dalysJungtysAtsarginės dalys: JungtysSuvirinamos jungtysMovinės jungtysAtsarginės dalys: Movinės jungtysSuspaudžiamosios jungtysAdapteriai į kitas medžiagasAtsarginės
dalys: Adapteriai į kitas medžiagasPrietaisų jungtysAtsarginės dalys: Prietaisų jungtysJungiamosios alkūnėsAtsarginės dalys: Jungiamosios alkūnėsPriedaiVamzdžių apkabosTvirtinimo elementai vamzdžių
apkabomsKamščiaiTarpikliaiEksploatacinės medžiagosGeberit Silent-PPVamzdžiaiAtsarginės dalys: VamzdžiaiFasoninės dalysAtsarginės dalys: Fasoninės dalysAlkūnėsAtsarginės dalys:
AlkūnėsTrišakiaiAtsarginės dalys: TrišakiaiRedukciniai vamzdžiaiAtsarginės dalys: Redukciniai vamzdžiaiPravalosAtsarginės dalys: PravalosJungtysAtsarginės dalys: JungtysMovinės jungtysAtsarginės dalys:
Movinės jungtysPirštinės jungtysAdapteriai į kitas medžiagasPrietaisų jungtysJungiamosios alkūnėsTiesiosios jungtysPriedaiVamzdžių apkabosKamščiaiTarpikliaiEksploatacinės medžiagosGeberit Silent-
ProVamzdžiaiAtsarginės dalys: VamzdžiaiFasoninės dalysAtsarginės dalys: Fasoninės dalysAlkūnėsAtsarginės dalys: AlkūnėsTrišakiaiAtsarginės dalys: TrišakiaiRedukciniai vamzdžiaiAtsarginės dalys:
Redukciniai vamzdžiaiPravalosAtsarginės dalys: PravalosSuperTube fasoninės dalysAtsarginės dalys: SuperTube fasoninės dalysAlkūnėsAtsarginės dalys: AlkūnėsTrišakiaiAtsarginės dalys:
TrišakiaiJungtysAtsarginės dalys: JungtysMovinės jungtysAtsarginės dalys: Movinės jungtysPirštinės jungtysAdapteriai į kitas medžiagasPriedaiAtsarginės dalys: PriedaiVamzdžių
apkabosKamščiaiTarpikliaiAtsarginės dalys: TarpikliaiEksploatacinės medžiagosGeberit PEVamzdžiaiFasoninės dalysAtsarginės dalys: Fasoninės dalysAlkūnėsTrišakiaiRedukciniai vamzdžiaiPravalosAtsarginės
dalys: PravalosAdapteriaiSpecialios fasoninės dalysAtsarginės dalys: Specialios fasoninės dalysSuperTube fasoninės dalysAlkūnėsSpecialios fasoninės dalysJungtysAtsarginės dalys: JungtysSuvirinamos